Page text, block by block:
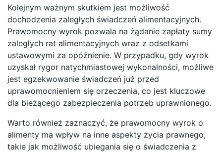
Kolejnym ważnym skutkiem jest możliwość
dochodzenia zaległych świadczeń alimentacyjnych.
Prawomocny wyrok pozwala na żądanie zapłaty sumy
zaległych rat alimentacyjnych wraz z odsetkami
ustawowymi za opóźnienie. W przypadku, gdy wyrok
uzyskał rygor natychmiastowej wykonalności, możliwe
jest egzekwowanie świadczeń już przed
uprawomocnieniem się orzeczenia, co jest kluczowe
dla bieżącego zabezpieczenia potrzeb uprawnionego.
Warto również zaznaczyć, że prawomocny wyrok o
alimenty ma wpływ na inne aspekty życia prawnego,
takie jak możliwość ubiegania się o świadczenia z